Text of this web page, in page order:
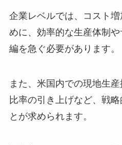
企業レベルでは、コスト
めに、効率的な生産体制
編を急ぐ必要があります。
また、米国内での現地生
比率の引き上げなど、戦
とが求められます。